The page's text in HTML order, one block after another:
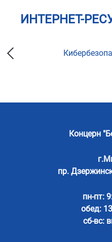
ИНТЕРНЕТ-
Концерн
пр.
пн-пт:
обед:
сб-вс: